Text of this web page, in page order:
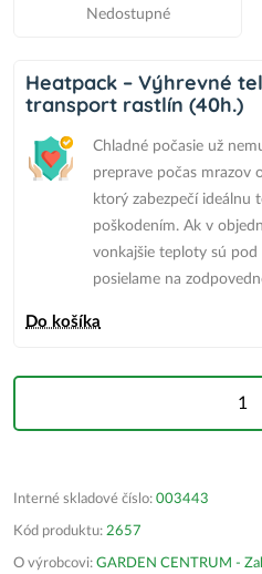
Nedostupné
Heatpack – Výhrevné
transport rastlín (40h.)
Chladné počasie už
preprave počas mrazov
ktorý zabezpečí ideálnu
poškodením. Ak v
vonkajšie teploty sú
posielame na
Do košíka
Interné skladové číslo: 003443
Kód produktu: 2657
O výrobcovi: GARDEN CENTRUM -